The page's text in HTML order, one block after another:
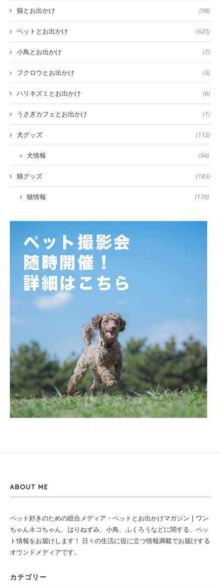
猫とお出かけ (98)
ペットとお出かけ (625)
小鳥とお出かけ (7)
フクロウとお出かけ (3)
ハリネズミとお出かけ (6)
うさぎカフェとお出かけ (1)
犬グッズ (112)
犬情報 (94)
猫グッズ (183)
猫情報 (170)
ABOUT ME
ペット好きのための総合メディア・ペットとお出かけマガジン | ワン
ちゃんネコちゃん、はりねずみ、小鳥、ふくろうなどに関する、ペッ
ト情報をお届けします！ 日々の生活に役に立つ情報満載でお届けする
オウンドメディアです。
カテゴリー